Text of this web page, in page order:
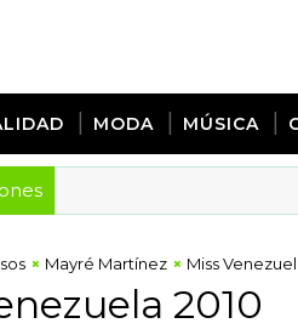
MODA MÚSICA
Mayré Martínez Miss
2010